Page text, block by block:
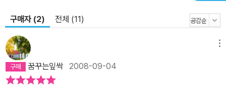
구매자 (2) 전체 (11)
꿈꾸는잎싹 2008-09-04